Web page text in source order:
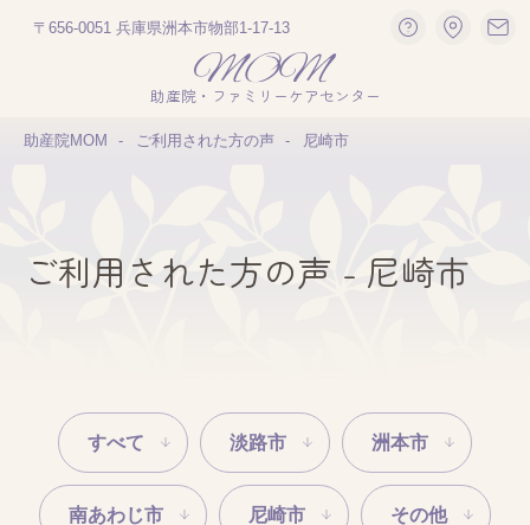
〒656-0051 兵庫県洲本市物部1-17-13
助産院・ファミリーケアセンター
助産院MOM ご利用された方の声 尼崎市
ご利用された方の声 - 尼崎市
すべて 淡路市 洲本市
南あわじ市 尼崎市 その他